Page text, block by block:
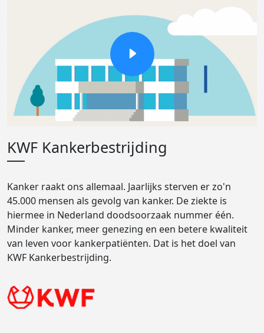
KWF Kankerbestrijding
Kanker raakt ons allemaal. Jaarlijks sterven er zo'n
45.000 mensen als gevolg van kanker. De ziekte is
hiermee in Nederland doodsoorzaak nummer één.
Minder kanker, meer genezing en een betere kwaliteit
van leven voor kankerpatiënten. Dat is het doel van
KWF Kankerbestrijding.